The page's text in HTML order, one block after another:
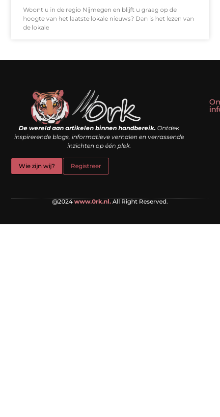
Woont u in de regio Nijmegen en blijft u graag op de
hoogte van het laatste lokale nieuws? Dan is het lezen van
de lokale
De wereld aan artikelen binnen handbereik. Ontdek
inspirerende blogs, informatieve verhalen en verrassende
inzichten op één plek.
Wie zijn wij? Registreer
@2024 www.0rk.nl. All Right Reserved.